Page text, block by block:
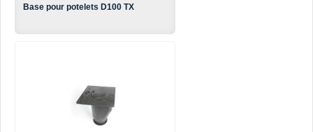
Base pour potelets D100 TX